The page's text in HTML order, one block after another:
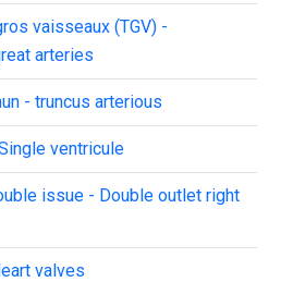
vaisseaux (TGV) -
arteries
- truncus arterious
ventricule
issue - Double outlet right
valves